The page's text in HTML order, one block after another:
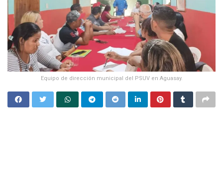
Equipo de dirección municipal del PSUV en Aguasay.